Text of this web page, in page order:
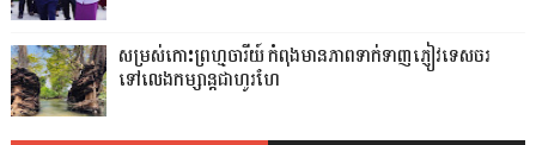
សម្រស់កោះព្រហ្មចារីយ៍ កំពុងមានភាពទាក់ទាញភ្ញៀវទេសចរ
ទៅលេងកម្សាន្តជាហូរហែ